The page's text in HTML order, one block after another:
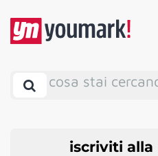
cosa stai
iscriviti